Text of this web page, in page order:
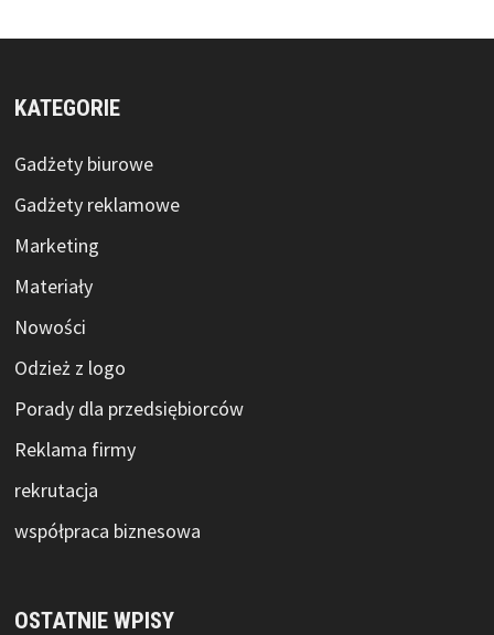
KATEGORIE
Gadżety biurowe
Gadżety reklamowe
Marketing
Materiały
Nowości
Odzież z logo
Porady dla przedsiębiorców
Reklama firmy
rekrutacja
współpraca biznesowa
OSTATNIE WPISY